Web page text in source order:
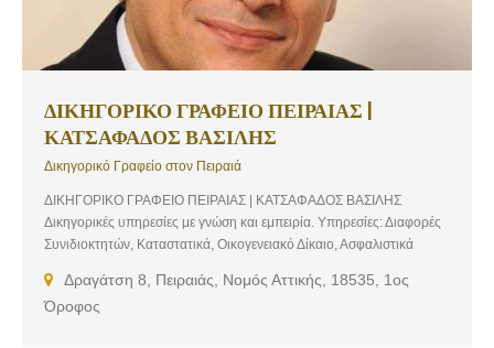
ΔΙΚΗΓΟΡΙΚΟ ΓΡΑΦΕΙΟ ΠΕΙΡΑΙΑΣ |
ΚΑΤΣΑΦΑΔΟΣ ΒΑΣΙΛΗΣ
Δικηγορικό Γραφείο στον Πειραιά
ΔΙΚΗΓΟΡΙΚΟ ΓΡΑΦΕΙΟ ΠΕΙΡΑΙΑΣ | ΚΑΤΣΑΦΑΔΟΣ ΒΑΣΙΛΗΣ
Δικηγορικές υπηρεσίες με γνώση και εμπειρία. Υπηρεσίες: Διαφορές
Συνιδιοκτητών, Καταστατικά, Οικογενειακό Δίκαιο, Ασφαλιστικά
Εργατικά
Δραγάτση 8, Πειραιάς, Νομός Αττικής, 18535, 1ος
Όροφος